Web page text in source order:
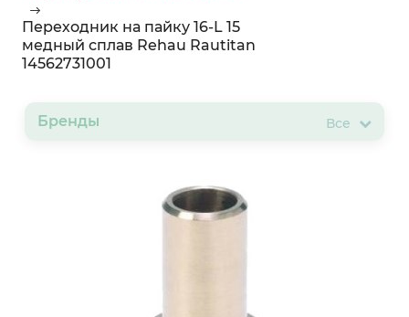
Переходник на пайку 16-L 15
медный сплав Rehau Rautitan
14562731001
Бренды Все